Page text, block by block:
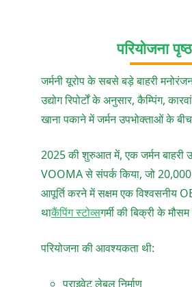
परियोजना
जर्मनी यूरोप के सबसे बड़े बाहरी
उद्योग रिपोर्टों के अनुसार, कैम्पिंग,
खाना पकाने में जर्मन उपभोक्ताओं के बीच
2025 की शुरुआत में, एक जर्मन बाहरी
VOOMA से संपर्क किया, जो 20,000
आपूर्ति करने में सक्षम एक विश्वसनीय
थाकैंपिंग स्टोव्सगर्मी की बिक्री के
परियोजना की आवश्यकता थी:
प्राइवेट लेबल निर्माण